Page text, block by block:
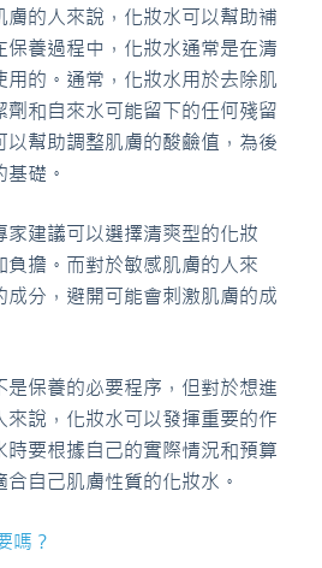
膚的人來說，化妝水可以幫助補
保養過程中，化妝水通常是在清
用的。通常，化妝水用於去除肌
劑和自來水可能留下的任何殘留
以幫助調整肌膚的酸鹼值，為後
礎。
家建議可以選擇清爽型的化妝
負擔。而對於敏感肌膚的人來
成分，避開可能會刺激肌膚的成
是保養的必要程序，但對於想進
來說，化妝水可以發揮重要的作
時要根據自己的實際情況和預算
自己肌膚性質的化妝水。
嗎？